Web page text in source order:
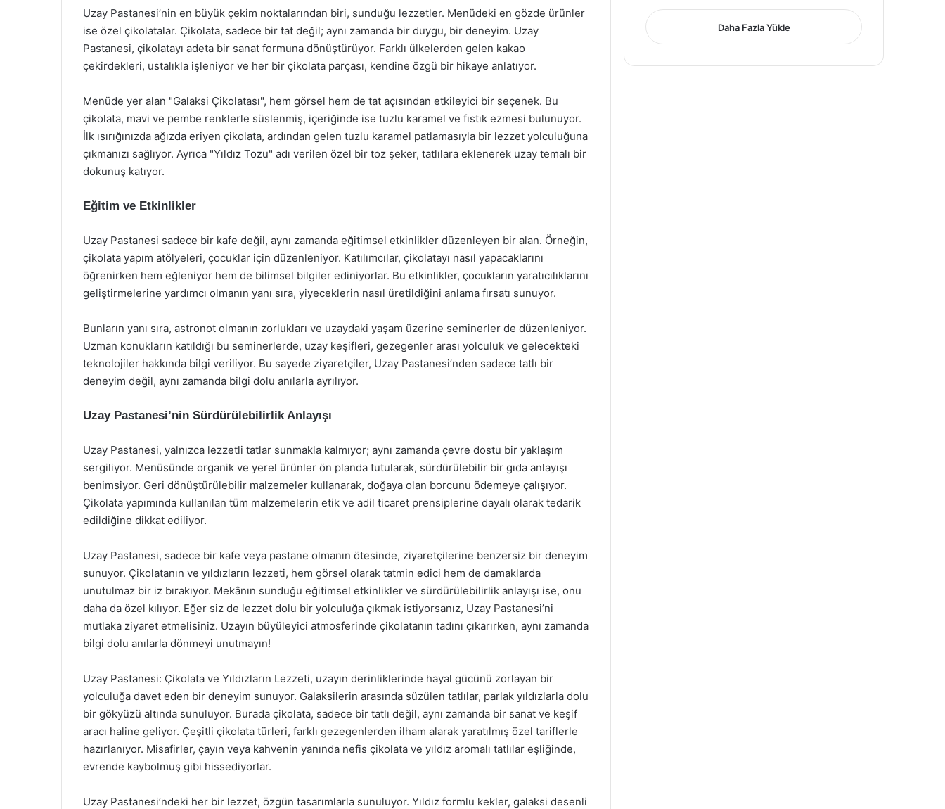
Uzay Pastanesi’nin en büyük çekim noktalarından biri, sunduğu lezzetler. Menüdeki en gözde ürünler
ise özel çikolatalar. Çikolata, sadece bir tat değil; aynı zamanda bir duygu, bir deneyim. Uzay
Pastanesi, çikolatayı adeta bir sanat formuna dönüştürüyor. Farklı ülkelerden gelen kakao
çekirdekleri, ustalıkla işleniyor ve her bir çikolata parçası, kendine özgü bir hikaye anlatıyor.
Menüde yer alan "Galaksi Çikolatası", hem görsel hem de tat açısından etkileyici bir seçenek. Bu
çikolata, mavi ve pembe renklerle süslenmiş, içeriğinde ise tuzlu karamel ve fıstık ezmesi bulunuyor.
İlk ısırığınızda ağızda eriyen çikolata, ardından gelen tuzlu karamel patlamasıyla bir lezzet yolculuğuna
çıkmanızı sağlıyor. Ayrıca "Yıldız Tozu" adı verilen özel bir toz şeker, tatlılara eklenerek uzay temalı bir
dokunuş katıyor.
Eğitim ve Etkinlikler
Uzay Pastanesi sadece bir kafe değil, aynı zamanda eğitimsel etkinlikler düzenleyen bir alan. Örneğin,
çikolata yapım atölyeleri, çocuklar için düzenleniyor. Katılımcılar, çikolatayı nasıl yapacaklarını
öğrenirken hem eğleniyor hem de bilimsel bilgiler ediniyorlar. Bu etkinlikler, çocukların yaratıcılıklarını
geliştirmelerine yardımcı olmanın yanı sıra, yiyeceklerin nasıl üretildiğini anlama fırsatı sunuyor.
Bunların yanı sıra, astronot olmanın zorlukları ve uzaydaki yaşam üzerine seminerler de düzenleniyor.
Uzman konukların katıldığı bu seminerlerde, uzay keşifleri, gezegenler arası yolculuk ve gelecekteki
teknolojiler hakkında bilgi veriliyor. Bu sayede ziyaretçiler, Uzay Pastanesi’nden sadece tatlı bir
deneyim değil, aynı zamanda bilgi dolu anılarla ayrılıyor.
Uzay Pastanesi’nin Sürdürülebilirlik Anlayışı
Uzay Pastanesi, yalnızca lezzetli tatlar sunmakla kalmıyor; aynı zamanda çevre dostu bir yaklaşım
sergiliyor. Menüsünde organik ve yerel ürünler ön planda tutularak, sürdürülebilir bir gıda anlayışı
benimsiyor. Geri dönüştürülebilir malzemeler kullanarak, doğaya olan borcunu ödemeye çalışıyor.
Çikolata yapımında kullanılan tüm malzemelerin etik ve adil ticaret prensiplerine dayalı olarak tedarik
edildiğine dikkat ediliyor.
Uzay Pastanesi, sadece bir kafe veya pastane olmanın ötesinde, ziyaretçilerine benzersiz bir deneyim
sunuyor. Çikolatanın ve yıldızların lezzeti, hem görsel olarak tatmin edici hem de damaklarda
unutulmaz bir iz bırakıyor. Mekânın sunduğu eğitimsel etkinlikler ve sürdürülebilirlik anlayışı ise, onu
daha da özel kılıyor. Eğer siz de lezzet dolu bir yolculuğa çıkmak istiyorsanız, Uzay Pastanesi’ni
mutlaka ziyaret etmelisiniz. Uzayın büyüleyici atmosferinde çikolatanın tadını çıkarırken, aynı zamanda
bilgi dolu anılarla dönmeyi unutmayın!
Uzay Pastanesi: Çikolata ve Yıldızların Lezzeti, uzayın derinliklerinde hayal gücünü zorlayan bir
yolculuğa davet eden bir deneyim sunuyor. Galaksilerin arasında süzülen tatlılar, parlak yıldızlarla dolu
bir gökyüzü altında sunuluyor. Burada çikolata, sadece bir tatlı değil, aynı zamanda bir sanat ve keşif
aracı haline geliyor. Çeşitli çikolata türleri, farklı gezegenlerden ilham alarak yaratılmış özel tariflerle
hazırlanıyor. Misafirler, çayın veya kahvenin yanında nefis çikolata ve yıldız aromalı tatlılar eşliğinde,
evrende kaybolmuş gibi hissediyorlar.
Uzay Pastanesi’ndeki her bir lezzet, özgün tasarımlarla sunuluyor. Yıldız formlu kekler, galaksi desenli
Daha Fazla Yükle